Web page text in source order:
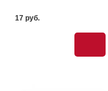
17 pуб.